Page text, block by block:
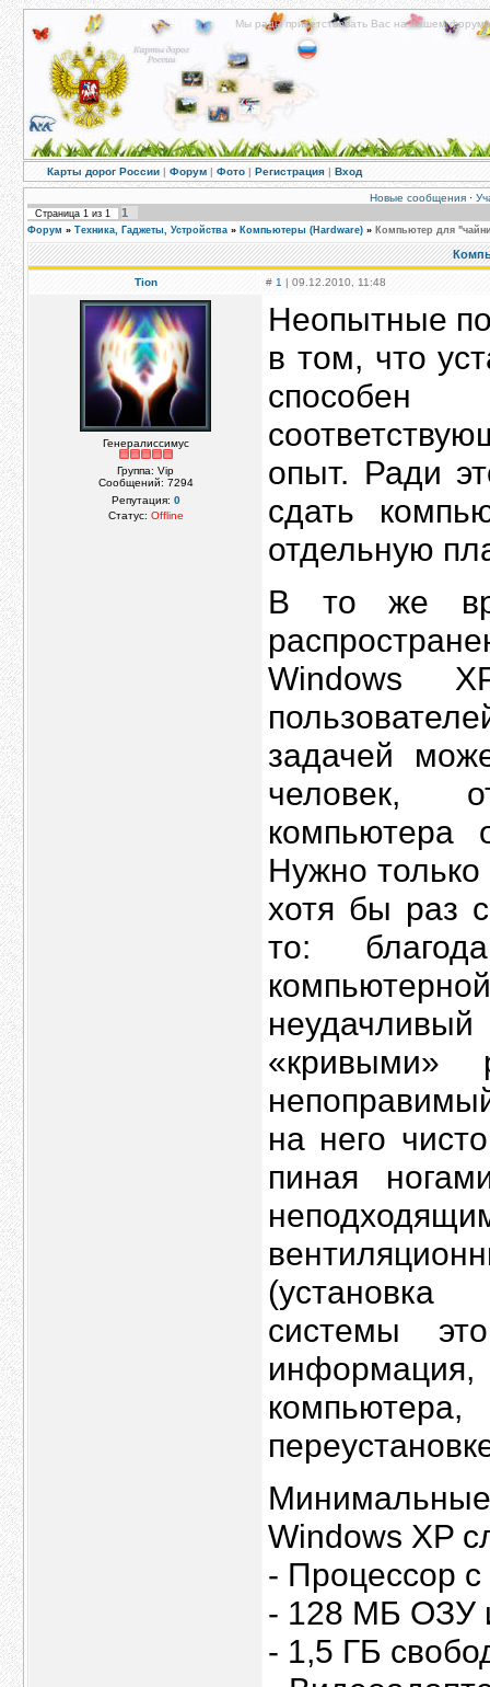
Мы рады приветствовать Вас на нашем
Карты дорог России | Форум | Фото | Регистрация | Вход
Новые сообщения·
Страница 1 из 1 1
Форум » Техника, Гаджеты, Устройства » Компьютеры (Hardware) » Компьютер для
Tion # 1 | 09.12.2010, 11:48
Генералиссимус
Группа: Vip
Сообщений: 7294
Репутация: 0
Статус: Offline
Неопытные
в том, что
способен
опыт. Ради
сдать
отдельную
В то же
Windows
задачей
человек,
компьютера
Нужно только
хотя бы раз
то:
«кривыми»
на него
пиная
(установка
системы
Windows XP
- Процессор
- 128 МБ ОЗУ
- 1,5 ГБ